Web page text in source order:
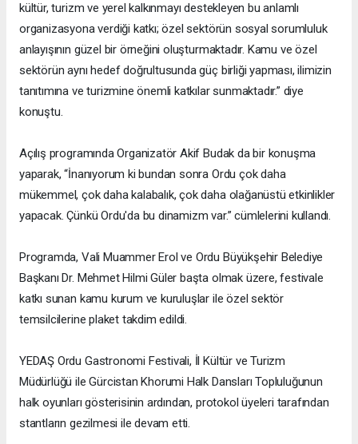
kültür, turizm ve yerel kalkınmayı destekleyen bu anlamlı
organizasyona verdiği katkı; özel sektörün sosyal sorumluluk
anlayışının güzel bir örneğini oluşturmaktadır. Kamu ve özel
sektörün aynı hedef doğrultusunda güç birliği yapması, ilimizin
tanıtımına ve turizmine önemli katkılar sunmaktadır.” diye
konuştu.
Açılış programında Organizatör Akif Budak da bir konuşma
yaparak, “İnanıyorum ki bundan sonra Ordu çok daha
mükemmel, çok daha kalabalık, çok daha olağanüstü etkinlikler
yapacak. Çünkü Ordu'da bu dinamizm var.” cümlelerini kullandı.
Programda, Vali Muammer Erol ve Ordu Büyükşehir Belediye
Başkanı Dr. Mehmet Hilmi Güler başta olmak üzere, festivale
katkı sunan kamu kurum ve kuruluşlar ile özel sektör
temsilcilerine plaket takdim edildi.
YEDAŞ Ordu Gastronomi Festivali, İl Kültür ve Turizm
Müdürlüğü ile Gürcistan Khorumi Halk Dansları Topluluğunun
halk oyunları gösterisinin ardından, protokol üyeleri tarafından
stantların gezilmesi ile devam etti.